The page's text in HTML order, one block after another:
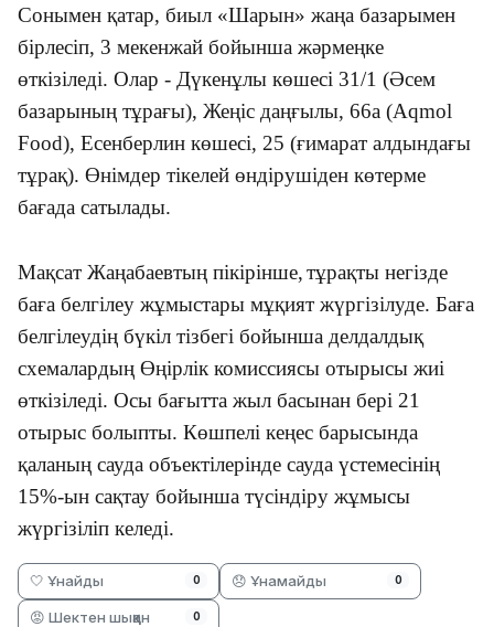
Сонымен қатар, биыл «Шарын» жаңа базарымен
бірлесіп, 3 мекенжай бойынша жәрмеңке
өткізіледі. Олар - Дүкенұлы көшесі 31/1 (Әсем
базарының тұрағы), Жеңіс даңғылы, 66а (Aqmol
Food), Есенберлин көшесі, 25 (ғимарат алдындағы
тұрақ). Өнімдер тікелей өндірушіден көтерме
бағада сатылады.
Мақсат Жаңабаевтың пікірінше,тұрақты негізде
баға белгілеу жұмыстары мұқият жүргізілуде. Баға
белгілеудің бүкіл тізбегі бойынша делдалдық
схемалардың Өңірлік комиссиясы отырысы жиі
өткізіледі. Осы бағытта жыл басынан бері 21
отырыс болыпты. Көшпелі кеңес барысында
қаланың сауда объектілерінде сауда үстемесінің
15%-ын сақтау бойынша түсіндіру жұмысы
жүргізіліп келеді.
🤍 Ұнайды 0 😞 Ұнамайды 0
😡 Шектен шыққан 0